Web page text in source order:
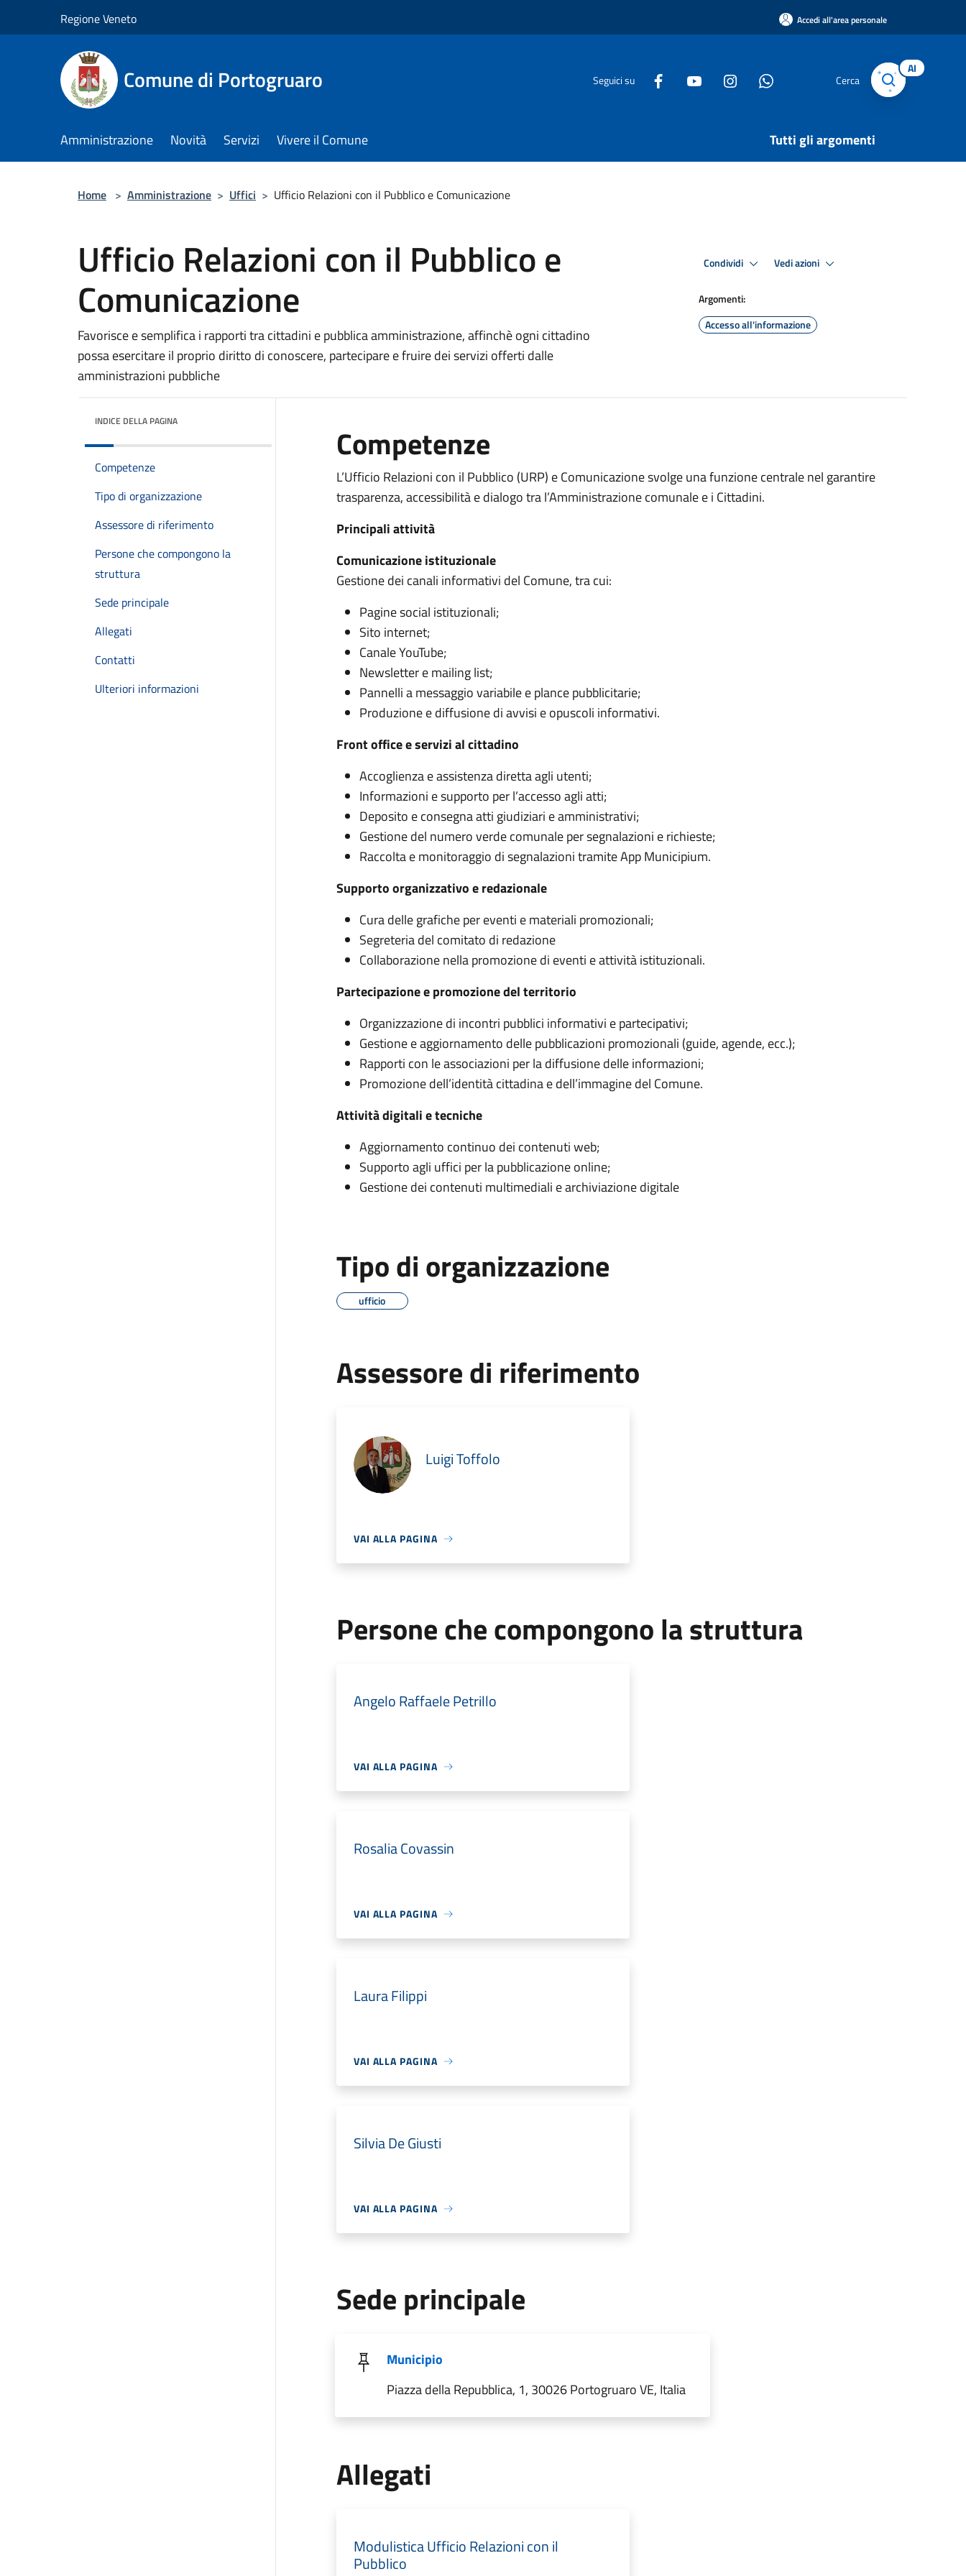
Regione Veneto Accedi all'area personale
Comune di Portogruaro Seguici su Cerca
AI
Amministrazione Novità Servizi Vivere il Comune Tutti gli argomenti
Home > Amministrazione > Uffici > Ufficio Relazioni con il Pubblico e Comunicazione
Ufficio Relazioni con il Pubblico e
Comunicazione
Favorisce e semplifica i rapporti tra cittadini e pubblica amministrazione, affinchè ogni cittadino
possa esercitare il proprio diritto di conoscere, partecipare e fruire dei servizi offerti dalle
amministrazioni pubbliche
Condividi Vedi azioni
Argomenti:
Accesso all'informazione
INDICE DELLA PAGINA
Competenze
Tipo di organizzazione
Assessore di riferimento
Persone che compongono la
struttura
Sede principale
Allegati
Contatti
Ulteriori informazioni
Competenze
L’Ufficio Relazioni con il Pubblico (URP) e Comunicazione svolge una funzione centrale nel garantire
trasparenza, accessibilità e dialogo tra l’Amministrazione comunale e i Cittadini.
Principali attività
Comunicazione istituzionale
Gestione dei canali informativi del Comune, tra cui:
Pagine social istituzionali;
Sito internet;
Canale YouTube;
Newsletter e mailing list;
Pannelli a messaggio variabile e plance pubblicitarie;
Produzione e diffusione di avvisi e opuscoli informativi.
Front office e servizi al cittadino
Accoglienza e assistenza diretta agli utenti;
Informazioni e supporto per l’accesso agli atti;
Deposito e consegna atti giudiziari e amministrativi;
Gestione del numero verde comunale per segnalazioni e richieste;
Raccolta e monitoraggio di segnalazioni tramite App Municipium.
Supporto organizzativo e redazionale
Cura delle grafiche per eventi e materiali promozionali;
Segreteria del comitato di redazione
Collaborazione nella promozione di eventi e attività istituzionali.
Partecipazione e promozione del territorio
Organizzazione di incontri pubblici informativi e partecipativi;
Gestione e aggiornamento delle pubblicazioni promozionali (guide, agende, ecc.);
Rapporti con le associazioni per la diffusione delle informazioni;
Promozione dell’identità cittadina e dell’immagine del Comune.
Attività digitali e tecniche
Aggiornamento continuo dei contenuti web;
Supporto agli uffici per la pubblicazione online;
Gestione dei contenuti multimediali e archiviazione digitale
Tipo di organizzazione
ufficio
Assessore di riferimento
Luigi Toffolo
VAI ALLA PAGINA
Persone che compongono la struttura
Angelo Raffaele Petrillo
VAI ALLA PAGINA
Rosalia Covassin
VAI ALLA PAGINA
Laura Filippi
VAI ALLA PAGINA
Silvia De Giusti
VAI ALLA PAGINA
Sede principale
Municipio
Piazza della Repubblica, 1, 30026 Portogruaro VE, Italia
Allegati
Modulistica Ufficio Relazioni con il
Pubblico